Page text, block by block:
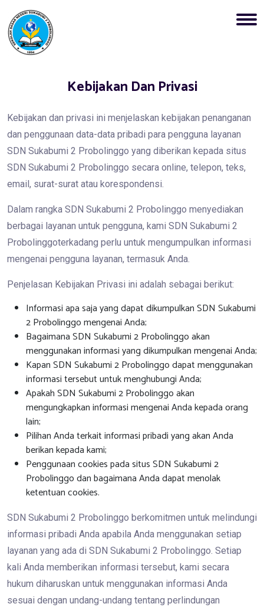
Kebijakan Dan Privasi
Kebijakan dan privasi ini menjelaskan kebijakan penanganan
dan penggunaan data-data pribadi para pengguna layanan
SDN Sukabumi 2 Probolinggo yang diberikan kepada situs
SDN Sukabumi 2 Probolinggo secara online, telepon, teks,
email, surat-surat atau korespondensi.
Dalam rangka SDN Sukabumi 2 Probolinggo menyediakan
berbagai layanan untuk pengguna, kami SDN Sukabumi 2
Probolinggoterkadang perlu untuk mengumpulkan informasi
mengenai pengguna layanan, termasuk Anda.
Penjelasan Kebijakan Privasi ini adalah sebagai berikut:
Informasi apa saja yang dapat dikumpulkan SDN Sukabumi
2 Probolinggo mengenai Anda;
Bagaimana SDN Sukabumi 2 Probolinggo akan
menggunakan informasi yang dikumpulkan mengenai Anda;
Kapan SDN Sukabumi 2 Probolinggo dapat menggunakan
informasi tersebut untuk menghubungi Anda;
Apakah SDN Sukabumi 2 Probolinggo akan
mengungkapkan informasi mengenai Anda kepada orang
lain;
Pilihan Anda terkait informasi pribadi yang akan Anda
berikan kepada kami;
Penggunaan cookies pada situs SDN Sukabumi 2
Probolinggo dan bagaimana Anda dapat menolak
ketentuan cookies.
SDN Sukabumi 2 Probolinggo berkomitmen untuk melindungi
informasi pribadi Anda apabila Anda menggunakan setiap
layanan yang ada di SDN Sukabumi 2 Probolinggo. Setiap
kali Anda memberikan informasi tersebut, kami secara
hukum diharuskan untuk menggunakan informasi Anda
sesuai dengan undang-undang tentang perlindungan